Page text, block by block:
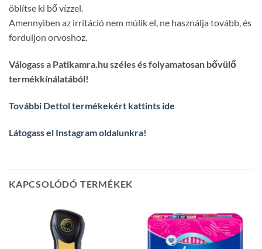
öblítse ki bő vízzel.
Amennyiben az irritáció nem múlik el, ne használja tovább, és
forduljon orvoshoz.
Válogass a Patikamra.hu széles és folyamatosan bővülő
termékkínálatából!
További Dettol termékekért kattints ide
Látogass el Instagram oldalunkra!
KAPCSOLÓDÓ TERMÉKEK